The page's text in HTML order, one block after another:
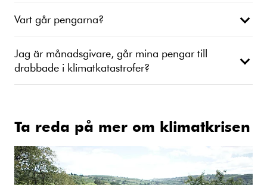
Vart går pengarna?
Jag är månadsgivare, går mina pengar till
drabbade i klimatkatastrofer?
Ta reda på mer om klimatkrisen